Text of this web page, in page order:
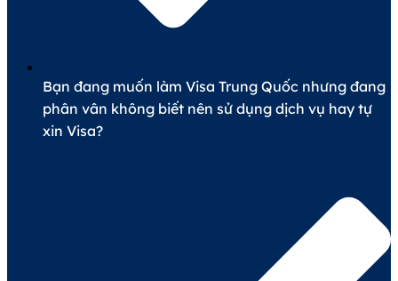
Bạn đang muốn làm Visa Trung Quốc nhưng đang
phân vân không biết nên sử dụng dịch vụ hay tự
xin Visa?